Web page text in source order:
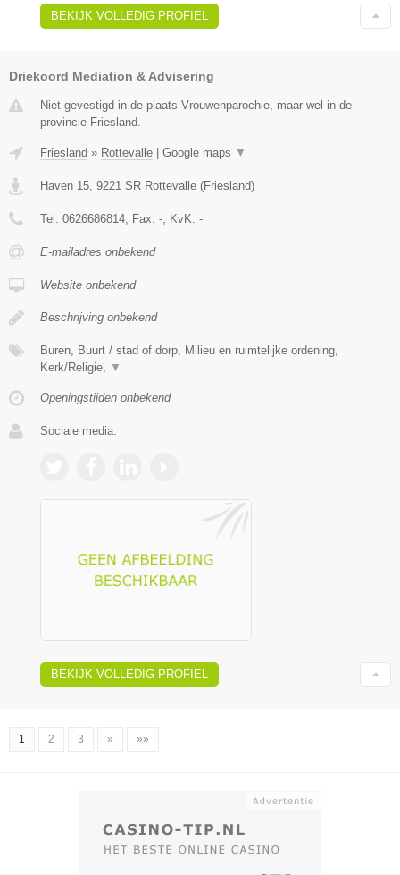
BEKIJK VOLLEDIG PROFIEL
Driekoord Mediation & Advisering
Niet gevestigd in de plaats Vrouwenparochie, maar wel in de
provincie Friesland.
Friesland » Rottevalle Google maps ▼
Haven 15 9221 SR Rottevalle (Friesland)
Tel: 0626686814 , Fax: - , KvK: -
E-mailadres onbekend
Website onbekend
Beschrijving onbekend
Buren, Buurt / stad of dorp, Milieu en ruimtelijke ordening,
Kerk/Religie,
▼
Openingstijden onbekend
Sociale media:
BEKIJK VOLLEDIG PROFIEL
1 2 3 » »»